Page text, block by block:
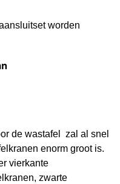
worden
de wastafel zal al snel
enorm groot is.
vierkante
zwarte